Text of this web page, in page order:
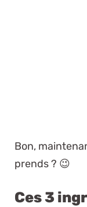
Bon,
prends ? 😉
Ces 3